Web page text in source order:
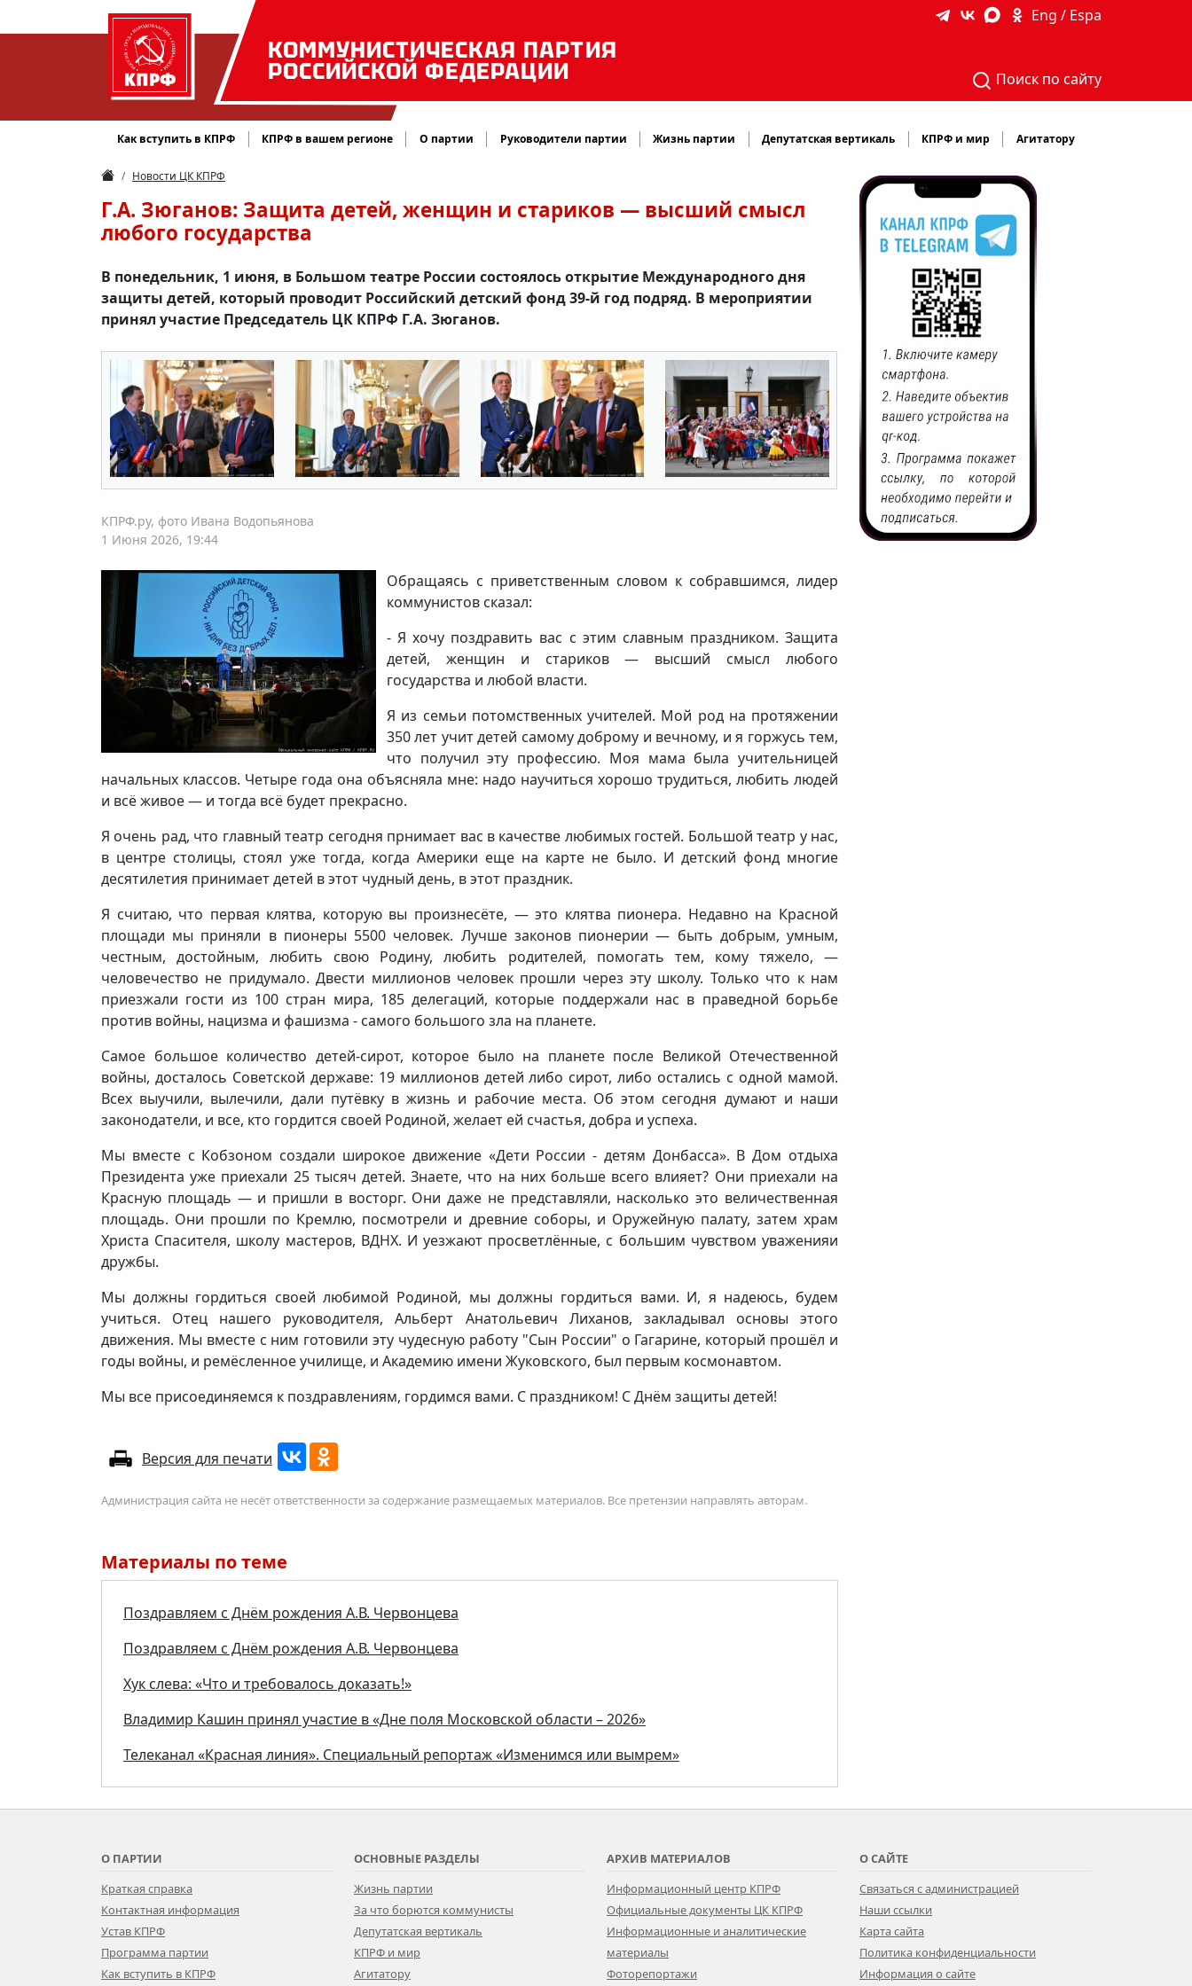
КОММУНИСТИЧЕСКАЯ ПАРТИЯ
РОССИЙСКОЙ ФЕДЕРАЦИИ
Eng / Espa
Поиск по сайту
Как вступить в КПРФ КПРФ в вашем регионе О партии Руководители партии Жизнь партии Депутатская вертикаль КПРФ и мир Агитатору
Новости ЦК КПРФ
Г.А. Зюганов: Защита детей, женщин и стариков — высший смысл
любого государства
В понедельник, 1 июня, в Большом театре России состоялось открытие Международного дня
защиты детей, который проводит Российский детский фонд 39-й год подряд. В мероприятии
принял участие Председатель ЦК КПРФ Г.А. Зюганов.
КПРФ.ру, фото Ивана Водопьянова
1 Июня 2026, 19:44
Обращаясь с приветственным словом к собравшимся, лидер
коммунистов сказал:
- Я хочу поздравить вас с этим славным праздником. Защита
детей, женщин и стариков — высший смысл любого
государства и любой власти.
Я из семьи потомственных учителей. Мой род на протяжении
350 лет учит детей самому доброму и вечному, и я горжусь тем,
что получил эту профессию. Моя мама была учительницей
начальных классов. Четыре года она объясняла мне: надо научиться хорошо трудиться, любить людей
и всё живое — и тогда всё будет прекрасно.
Я очень рад, что главный театр сегодня прнимает вас в качестве любимых гостей. Большой театр у нас,
в центре столицы, стоял уже тогда, когда Америки еще на карте не было. И детский фонд многие
десятилетия принимает детей в этот чудный день, в этот праздник.
Я считаю, что первая клятва, которую вы произнесёте, — это клятва пионера. Недавно на Красной
площади мы приняли в пионеры 5500 человек. Лучше законов пионерии — быть добрым, умным,
честным, достойным, любить свою Родину, любить родителей, помогать тем, кому тяжело, —
человечество не придумало. Двести миллионов человек прошли через эту школу. Только что к нам
приезжали гости из 100 стран мира, 185 делегаций, которые поддержали нас в праведной борьбе
против войны, нацизма и фашизма - самого большого зла на планете.
Самое большое количество детей-сирот, которое было на планете после Великой Отечественной
войны, досталось Советской державе: 19 миллионов детей либо сирот, либо остались с одной мамой.
Всех выучили, вылечили, дали путёвку в жизнь и рабочие места. Об этом сегодня думают и наши
законодатели, и все, кто гордится своей Родиной, желает ей счастья, добра и успеха.
Мы вместе с Кобзоном создали широкое движение «Дети России - детям Донбасса». В Дом отдыха
Президента уже приехали 25 тысяч детей. Знаете, что на них больше всего влияет? Они приехали на
Красную площадь — и пришли в восторг. Они даже не представляли, насколько это величественная
площадь. Они прошли по Кремлю, посмотрели и древние соборы, и Оружейную палату, затем храм
Христа Спасителя, школу мастеров, ВДНХ. И уезжают просветлённые, с большим чувством уваженияи
дружбы.
Мы должны гордиться своей любимой Родиной, мы должны гордиться вами. И, я надеюсь, будем
учиться. Отец нашего руководителя, Альберт Анатольевич Лиханов, закладывал основы этого
движения. Мы вместе с ним готовили эту чудесную работу "Сын России" о Гагарине, который прошёл и
годы войны, и ремёсленное училище, и Академию имени Жуковского, был первым космонавтом.
Мы все присоединяемся к поздравлениям, гордимся вами. С праздником! С Днём защиты детей!
Версия для печати
Администрация сайта не несёт ответственности за содержание размещаемых материалов. Все претензии направлять авторам.
Материалы по теме
Поздравляем с Днём рождения А.В. Червонцева
Поздравляем с Днём рождения А.В. Червонцева
Хук слева: «Что и требовалось доказать!»
Владимир Кашин принял участие в «Дне поля Московской области – 2026»
Телеканал «Красная линия». Специальный репортаж «Изменимся или вымрем»
О ПАРТИИ
Краткая справка
Контактная информация
Устав КПРФ
Программа партии
Как вступить в КПРФ
ОСНОВНЫЕ РАЗДЕЛЫ
Жизнь партии
За что борются коммунисты
Депутатская вертикаль
КПРФ и мир
Агитатору
АРХИВ МАТЕРИАЛОВ
Информационный центр КПРФ
Официальные документы ЦК КПРФ
Информационные и аналитические
материалы
Фоторепортажи
О САЙТЕ
Связаться с администрацией
Наши ссылки
Карта сайта
Политика конфиденциальности
Информация о сайте